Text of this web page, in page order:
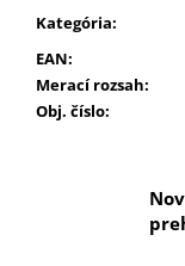
Kategória:
EAN:
Merací rozsah:
Obj. číslo: